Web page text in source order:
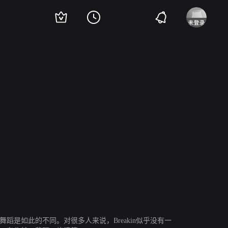
蹈是如此的不同。对很多人来说，Breakin似乎没有一